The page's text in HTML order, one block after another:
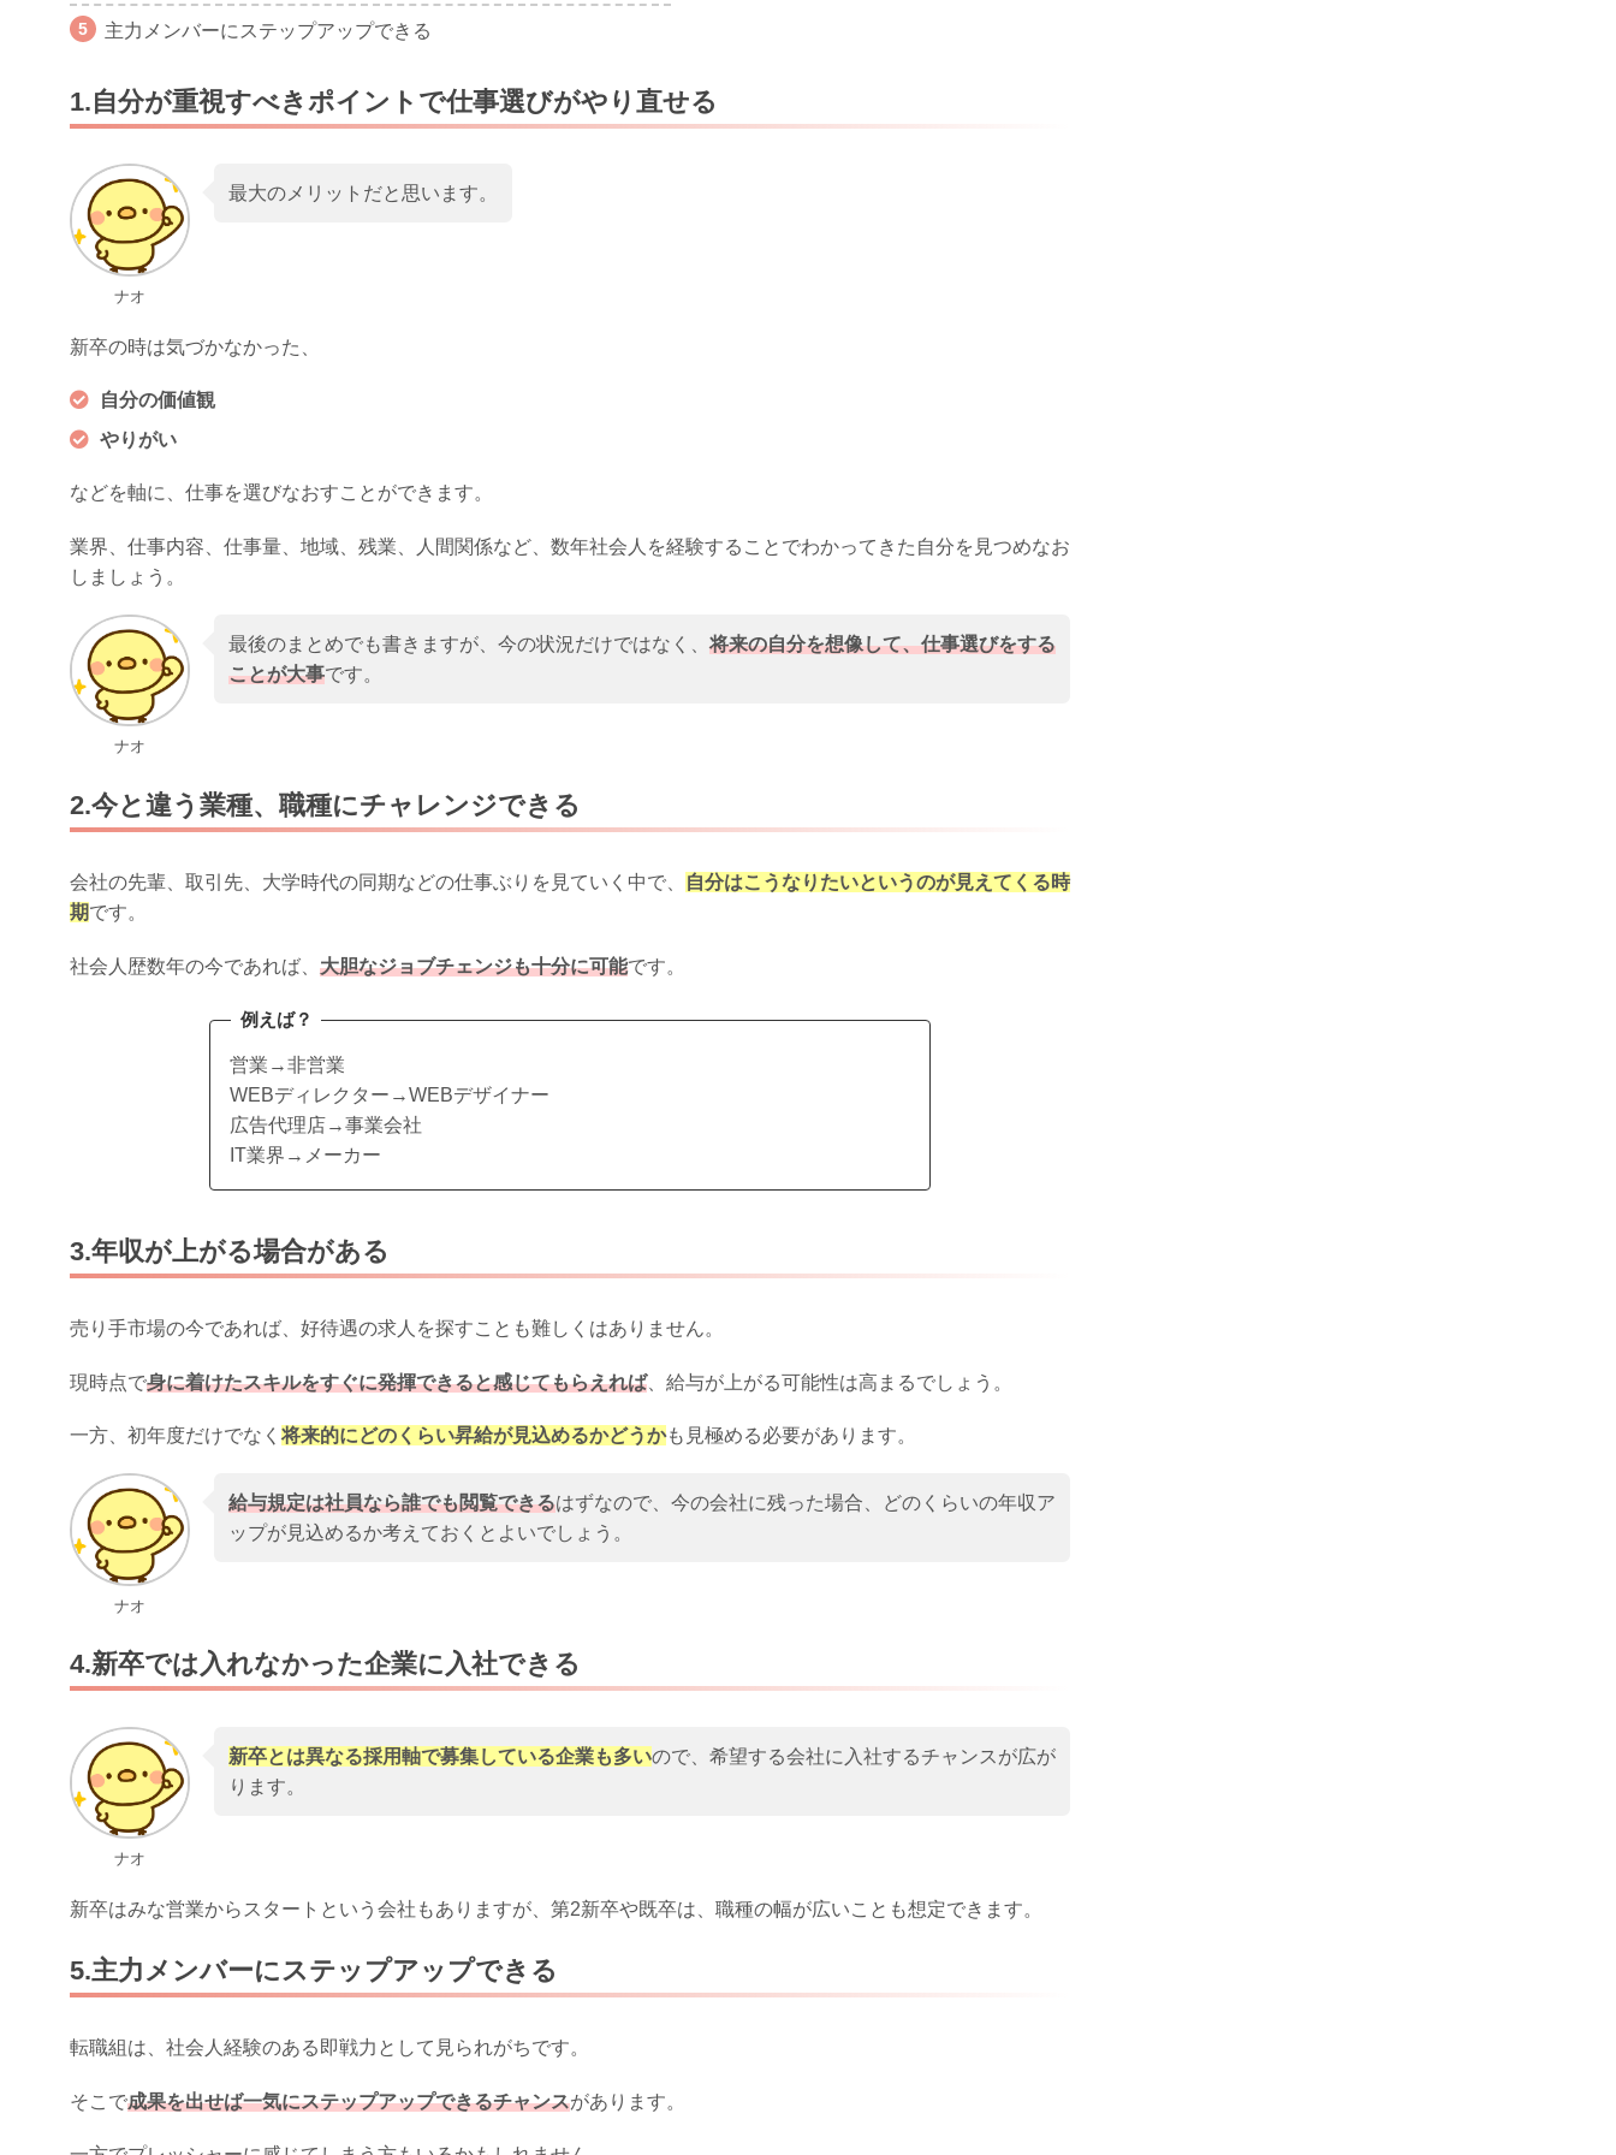
主力メンバーにステップアップできる
1.自分が重視すべきポイントで仕事選びがやり直せる
ナオ
最大のメリットだと思います。
新卒の時は気づかなかった、
自分の価値観
やりがい
などを軸に、仕事を選びなおすことができます。
業界、仕事内容、仕事量、地域、残業、人間関係など、数年社会人を経験することでわかってきた自分を見つめなお
しましょう。
ナオ
最後のまとめでも書きますが、今の状況だけではなく、 将来の自分を想像して、仕事選びをする
ことが大事です。
2.今と違う業種、職種にチャレンジできる
会社の先輩、取引先、大学時代の同期などの仕事ぶりを見ていく中で、
自分はこうなりたいというのが見えてくる時
期です。
社会人歴数年の今であれば、 大胆なジョブチェンジも十分に可能です。
例えば？
営業→非営業
WEBディレクター→WEBデザイナー
広告代理店→事業会社
IT業界→メーカー
3.年収が上がる場合がある
売り手市場の今であれば、 好待遇の求人を探すことも難しくはありません。
現時点で身に着けたスキルをすぐに発揮できると感じてもらえれば、給与が上がる可能性は高まるでしょう。
一方、初年度だけでなく将来的にどのくらい昇給が見込めるかどうかも見極める必要があります。
ナオ
給与規定は社員なら誰でも閲覧できるはずなので、今の会社に残った場合、どのくらいの年収ア
ップが見込めるか考えておくとよいでしょう。
4.新卒では入れなかった企業に入社できる
ナオ
新卒とは異なる採用軸で募集している企業も多いので、 希望する会社に入社するチャンス が広が
ります。
新卒はみな営業からスタートという会社もありますが、第2新卒や既卒は、職種の幅が広いことも想定できます。
5.主力メンバーにステップアップできる
転職組は、 社会人経験のある即戦力 として見られがちです。
そこで成果を出せば一気にステップアップできるチャンスがあります。